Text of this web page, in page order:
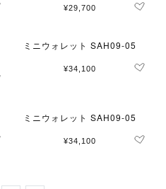
¥29,700
ミニウォレット SAH09-05
¥34,100
ミニウォレット SAH09-05
¥34,100